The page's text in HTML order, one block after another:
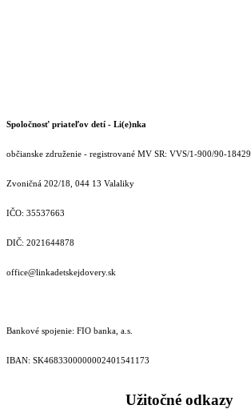
Spoločnosť priateľov detí - Li(e)nka
občianske združenie - registrované MV SR: VVS/1-900/90-18429
Zvoničná 202/18, 044 13 Valaliky
IČO: 35537663
DIČ: 2021644878
office@linkadetskejdovery.sk
Bankové spojenie: FIO banka, a.s.
IBAN: SK46833000000­02401541173
Užitočné odkazy